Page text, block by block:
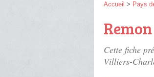
Accueil > Pays
Remon
Cette fiche
Villiers-